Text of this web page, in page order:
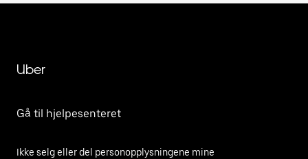
Uber
Gå til hjelpesenteret
Ikke selg eller del personopplysningene mine